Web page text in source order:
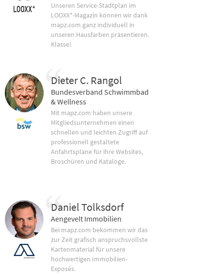
Unseren Service-Stadtplan im
LOOXX*-Magazin können wir dank
mapz.com ganz individuell in
unseren Hausfarben präsentieren.
Klasse!
Dieter C. Rangol
Bundesverband Schwimmbad
& Wellness
Mit mapz.com haben unsere
Mitgliedsunternehmen einen
schnellen und leichten Zugriff auf
professionell gestaltete
Anfahrtspläne für ihre Websites,
Broschüren und Kataloge.
Daniel Tolksdorf
Aengevelt Immobilien
Bei mapz.com bekommen wir das
zur Zeit grafisch anspruchsvollste
Kartenmaterial für unsere
hochwertigen Immobilien-
Exposés.